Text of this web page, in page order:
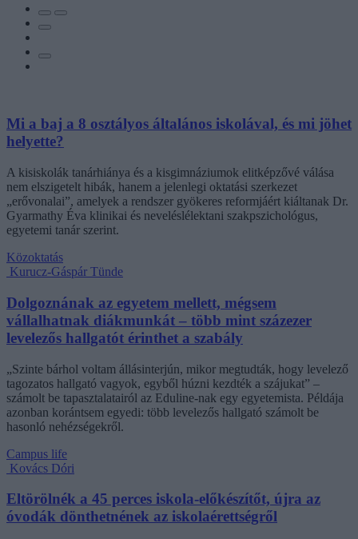
Mi a baj a 8 osztályos általános iskolával, és mi jöhet
helyette?
A kisiskolák tanárhiánya és a kisgimnáziumok elitképzővé válása
nem elszigetelt hibák, hanem a jelenlegi oktatási szerkezet
„erővonalai”, amelyek a rendszer gyökeres reformjáért kiáltanak Dr.
Gyarmathy Éva klinikai és neveléslélektani szakpszichológus,
egyetemi tanár szerint.
Közoktatás
Kurucz-Gáspár Tünde
Dolgoznának az egyetem mellett, mégsem
vállalhatnak diákmunkát – több mint százezer
levelezős hallgatót érinthet a szabály
„Szinte bárhol voltam állásinterjún, mikor megtudták, hogy levelező
tagozatos hallgató vagyok, egyből húzni kezdték a szájukat” –
számolt be tapasztalatairól az Eduline-nak egy egyetemista. Példája
azonban korántsem egyedi: több levelezős hallgató számolt be
hasonló nehézségekről.
Campus life
Kovács Dóri
Eltörölnék a 45 perces iskola-előkészítőt, újra az
óvodák dönthetnének az iskolaérettségről